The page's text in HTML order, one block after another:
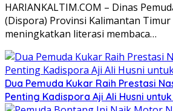
HARIANKALTIM.COM – Dinas
(Dispora) Provinsi Kalimantan
meningkatkan literasi membaca…
Dua Pemuda Kukar Raih Prestasi
Penting Kadispora Aji Ali Husni